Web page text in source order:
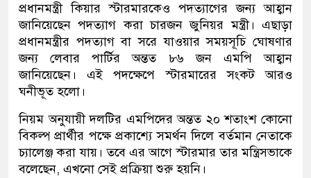
প্রধানমন্ত্রী কিয়ার স্টারমারকেও পদত্যাগের জন্য আহ্বান
জানিয়েছেন পদত্যাগ করা চারজন জুনিয়র মন্ত্রী। এছাড়া
প্রধানমন্ত্রীর পদত্যাগ বা সরে যাওয়ার সময়সূচি ঘোষণার
জন্য লেবার পার্টির অন্তত ৮৬ জন এমপি আহ্বান
জানিয়েছেন। এই পদক্ষেপে স্টারমারের সংকট আরও
ঘনীভূত হলো।
নিয়ম অনুযায়ী দলটির এমপিদের অন্তত ২০ শতাংশ কোনো
বিকল্প প্রার্থীর পক্ষে প্রকাশ্যে সমর্থন দিলে বর্তমান নেতাকে
চ্যালেঞ্জ করা যায়। তবে এর আগে স্টারমার তার মন্ত্রিসভাকে
বলেছেন, এখনো সেই প্রক্রিয়া শুরু হয়নি।